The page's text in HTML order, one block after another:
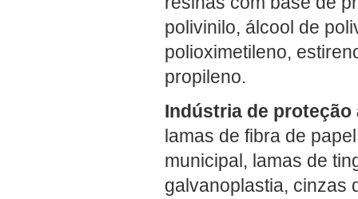
polivinilo, álcool de
polioximetileno,
propileno.
Indústria de proteção
lamas de fibra de
municipal, lamas de
galvanoplastia, cinzas